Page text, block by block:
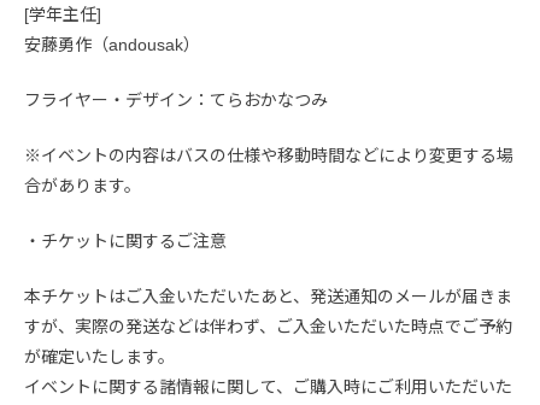
[学年主任]
安藤勇作（andousak）
フライヤー・デザイン：てらおかなつみ
※イベントの内容はバスの仕様や移動時間などにより変更する場
合があります。
・チケットに関するご注意
本チケットはご入金いただいたあと、発送通知のメールが届きま
すが、実際の発送などは伴わず、ご入金いただいた時点でご予約
が確定いたします。
イベントに関する諸情報に関して、ご購入時にご利用いただいた